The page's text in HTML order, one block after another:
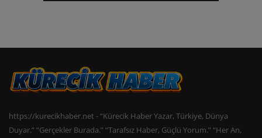
https://kurecikhaber.net - “Kürecik Haber Yazar, Türkiye, Dünya
Duyar.” “Gerçekler Burada.” “Tarafsız Haber, Güçlü Yorum.” “Her An,